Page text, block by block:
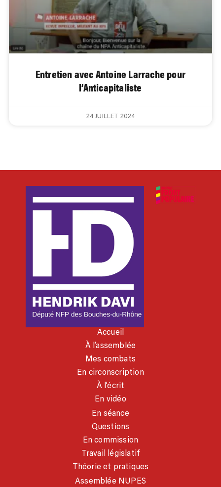
Entretien avec Antoine Larrache pour
l’Anticapitaliste
24 JUILLET 2024
Accueil
À l’assemblée
Mes combats
En circonscription
À l’écrit
En vidéo
En séance
Questions
En commission
Travail législatif
Théorie et pratiques
Assemblée NUPES